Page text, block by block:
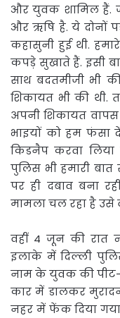
और युवक शामिल हैं.
और ऋषि है. ये दोनों
कहासुनी हुई थी.
कपड़े सुखाते हैं. इसी
साथ बदतमीजी भी
शिकायत भी की
अपनी शिकायत वापस
भाइयों को हम फंसा
किडनैप करवा
पुलिस भी हमारी
पर ही दबाव बना
मामला चल रहा है उसे
वहीं 4 जून की रात
इलाके में दिल्ली पुलिस
नाम के युवक की
कार में डालकर
नहर में फेंक दिया